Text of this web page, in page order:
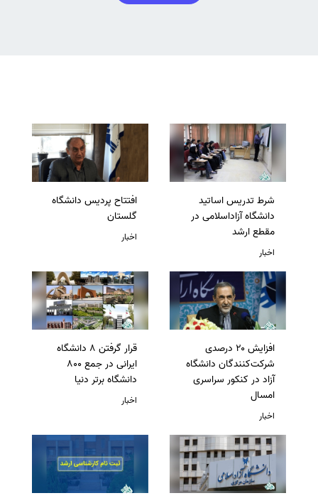
شرط تدریس اساتید
دانشگاه آزاداسلامی در
مقطع ارشد
اخبار
افتتاح پردیس دانشگاه
گلستان
اخبار
افزایش ۲۰ درصدی
شرکت‌کنندگان دانشگاه
آزاد در کنکور سراسری
امسال
اخبار
قرار گرفتن 8 دانشگاه
ایرانی در جمع 800
دانشگاه برتر دنیا
اخبار